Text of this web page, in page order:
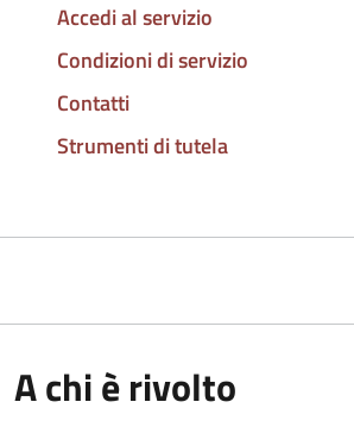
Accedi al servizio
Condizioni di servizio
Contatti
Strumenti di tutela
A chi è rivolto